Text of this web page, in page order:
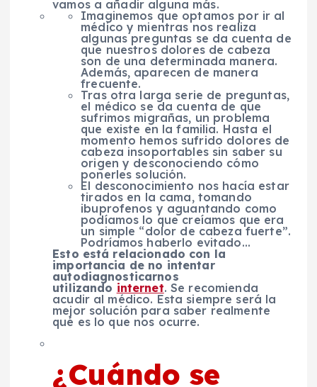
vamos a añadir alguna más.
Imaginemos que optamos por ir al
médico y mientras nos realiza
algunas preguntas se da cuenta de
que nuestros dolores de cabeza
son de una determinada manera.
Además, aparecen de manera
frecuente.
Tras otra larga serie de preguntas,
el médico se da cuenta de que
sufrimos migrañas, un problema
que existe en la familia. Hasta el
momento hemos sufrido dolores de
cabeza insoportables sin saber su
origen y desconociendo cómo
ponerles solución.
El desconocimiento nos hacía estar
tirados en la cama, tomando
ibuprofenos y aguantando como
podíamos lo que creíamos que era
un simple “dolor de cabeza fuerte”.
Podríamos haberlo evitado…
Esto está relacionado con la
importancia de no intentar
autodiagnosticarnos
utilizando internet. Se recomienda
acudir al médico. Esta siempre será la
mejor solución para saber realmente
qué es lo que nos ocurre.
¿Cuándo se